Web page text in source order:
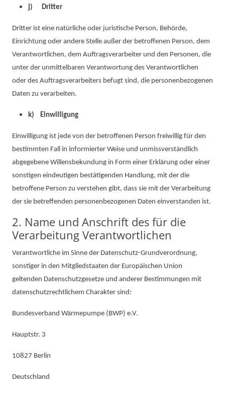
j) Dritter
Dritter ist eine natürliche oder juristische Person, Behörde,
Einrichtung oder andere Stelle außer der betroffenen Person, dem
Verantwortlichen, dem Auftragsverarbeiter und den Personen, die
unter der unmittelbaren Verantwortung des Verantwortlichen
oder des Auftragsverarbeiters befugt sind, die personenbezogenen
Daten zu verarbeiten.
k) Einwilligung
Einwilligung ist jede von der betroffenen Person freiwillig für den
bestimmten Fall in informierter Weise und unmissverständlich
abgegebene Willensbekundung in Form einer Erklärung oder einer
sonstigen eindeutigen bestätigenden Handlung, mit der die
betroffene Person zu verstehen gibt, dass sie mit der Verarbeitung
der sie betreffenden personenbezogenen Daten einverstanden ist.
2. Name und Anschrift des für die
Verarbeitung Verantwortlichen
Verantwortliche im Sinne der Datenschutz-Grundverordnung,
sonstiger in den Mitgliedstaaten der Europäischen Union
geltenden Datenschutzgesetze und anderer Bestimmungen mit
datenschutzrechtlichem Charakter sind:
Bundesverband Wärmepumpe (BWP) e.V.
Hauptstr. 3
10827 Berlin
Deutschland